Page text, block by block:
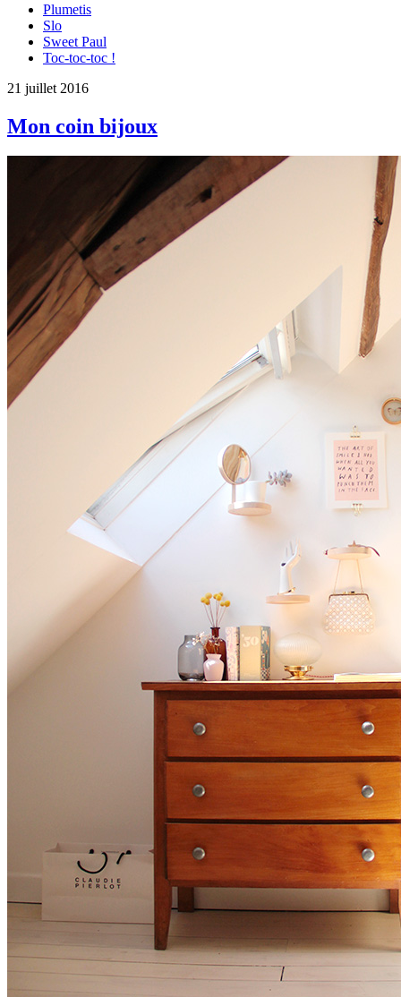
Plumetis
Slo
Sweet Paul
Toc-toc-toc !
21 juillet 2016
Mon coin bijoux